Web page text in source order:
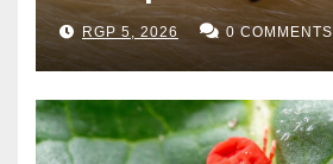
RGP 5, 2026 0 COMMENTS